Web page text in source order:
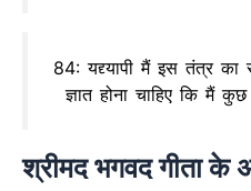
84: यद्द्यापी मैं इस तंत्र
ज्ञात होना चाहिए कि मैं
श्रीमद भगवद गीता के